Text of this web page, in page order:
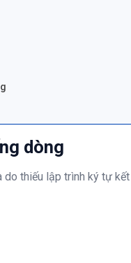
dòng
do thiếu lập trình ký tự